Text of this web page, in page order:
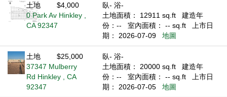
土地
$4,000
0 Park Av Hinkley ,
CA 92347
臥- 浴-
土地面積： 12911 sq.ft
建造年
份：--
室內面積： -- sq.ft
上市日
期： 2026-07-09
地圖
土地
$25,000
37347 Mulberry
Rd Hinkley , CA
92347
臥- 浴-
土地面積： 20000 sq.ft
建造年
份：--
室內面積： -- sq.ft
上市日
期： 2026-07-05
地圖